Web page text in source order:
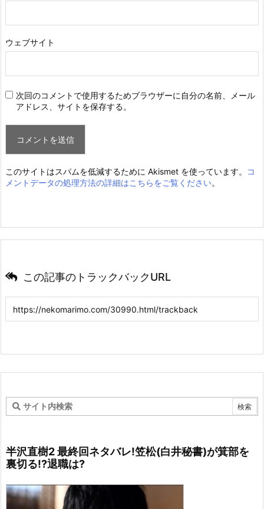
ウェブサイト
次回のコメントで使用するためブラウザーに自分の名前、メール
アドレス、サイトを保存する。
このサイトはスパムを低減するために Akismet を使っています。
コ
メントデータの処理方法の詳細はこちらをご覧ください。
この記事のトラックバックURL
半沢直樹2 最終回ネタバレ!笠松(白井秘書)が箕部を
裏切る!?退職は?